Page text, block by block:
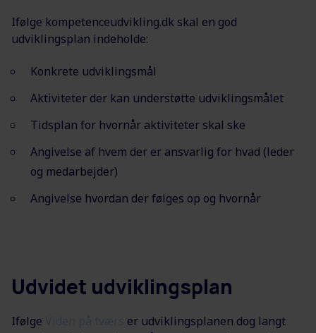
Ifølge kompetenceudvikling.dk skal en god
udviklingsplan indeholde:
Konkrete udviklingsmål
Aktiviteter der kan understøtte udviklingsmålet
Tidsplan for hvornår aktiviteter skal ske
Angivelse af hvem der er ansvarlig for hvad (leder
og medarbejder)
Angivelse hvordan der følges op og hvornår
Udvidet udviklingsplan
Ifølge
er udviklingsplanen dog langt